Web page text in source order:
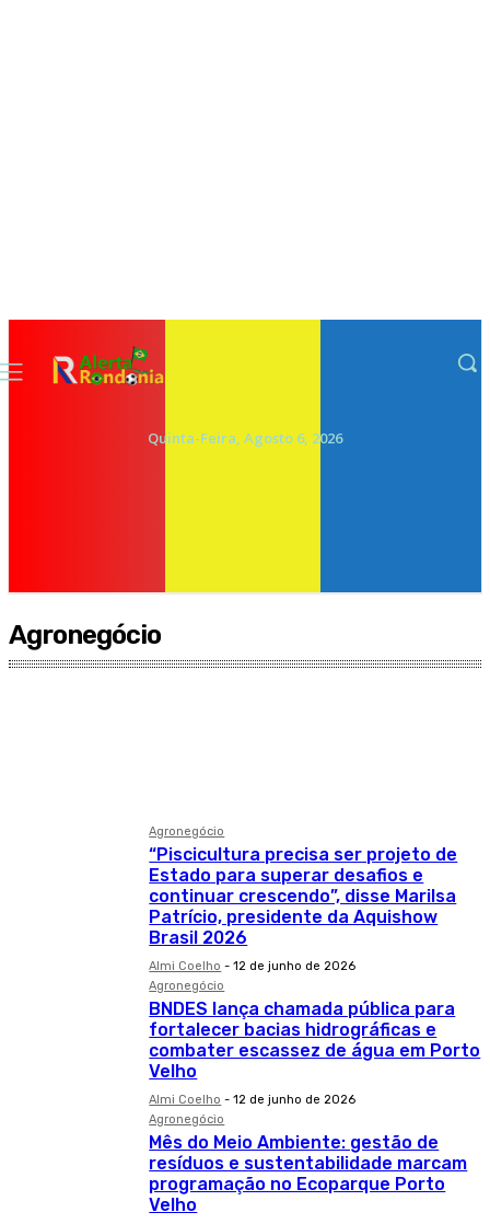
Quinta-Feira, Agosto 6, 2026
Agronegócio
Agronegócio
“Piscicultura precisa ser projeto de
Estado para superar desafios e
continuar crescendo”, disse Marilsa
Patrício, presidente da Aquishow
Brasil 2026
Almi Coelho - 12 de junho de 2026
Agronegócio
BNDES lança chamada pública para
fortalecer bacias hidrográficas e
combater escassez de água em Porto
Velho
Almi Coelho - 12 de junho de 2026
Agronegócio
Mês do Meio Ambiente: gestão de
resíduos e sustentabilidade marcam
programação no Ecoparque Porto
Velho